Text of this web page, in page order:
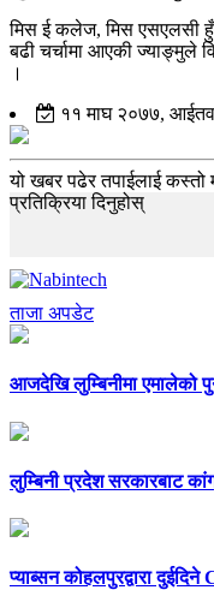
मिस ई कलेज, मिस एसएलसी
बढी चर्चामा आएकी ज्याङ्मुले
।
११ माघ २०७७,
यो खबर पढेर तपाईलाई
प्रतिक्रिया दिनुहोस्
ताजा अपडेट
आजदेखि लुम्बिनीमा एमालेको
लुम्बिनी प्रदेश सरकारबाट
प्याब्सन कोहलपुरद्वारा